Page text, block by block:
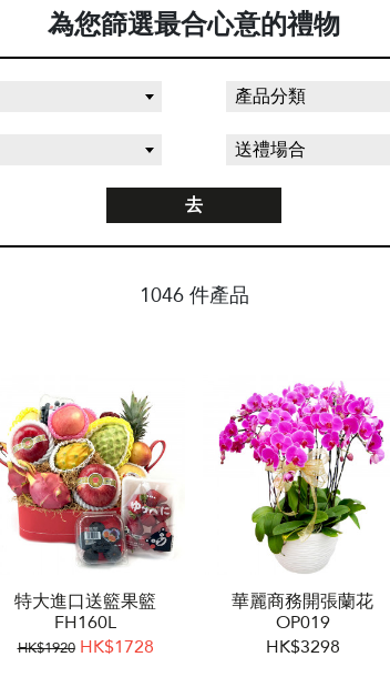
為您篩選最合心意的禮物
產品分類
送禮場合
去
1046 件產品
特大進口送籃果籃
FH160L
HK$1920 HK$1728
華麗商務開張蘭花
OP019
HK$3298